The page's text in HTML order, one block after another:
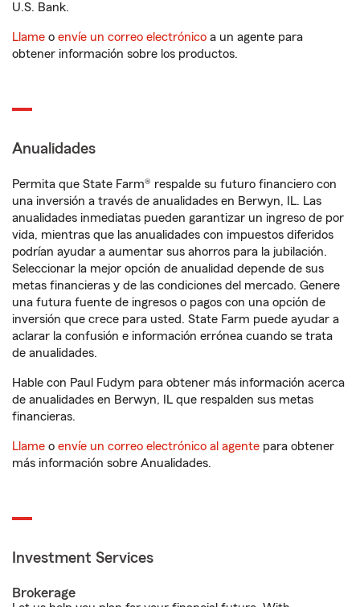
U.S. Bank.
Llame o envíe un correo electrónico a un agente para
obtener información sobre los productos.
Anualidades
Permita que State Farm® respalde su futuro financiero con
una inversión a través de anualidades en Berwyn, IL. Las
anualidades inmediatas pueden garantizar un ingreso de por
vida, mientras que las anualidades con impuestos diferidos
podrían ayudar a aumentar sus ahorros para la jubilación.
Seleccionar la mejor opción de anualidad depende de sus
metas financieras y de las condiciones del mercado. Genere
una futura fuente de ingresos o pagos con una opción de
inversión que crece para usted. State Farm puede ayudar a
aclarar la confusión e información errónea cuando se trata
de anualidades.
Hable con Paul Fudym para obtener más información acerca
de anualidades en Berwyn, IL que respalden sus metas
financieras.
Llame o envíe un correo electrónico al agente para obtener
más información sobre Anualidades.
Investment Services
Brokerage